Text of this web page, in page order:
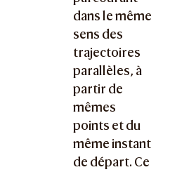
dans le même
sens des
trajectoires
parallèles, à
partir de
mêmes
points et du
même instant
de départ. Ce